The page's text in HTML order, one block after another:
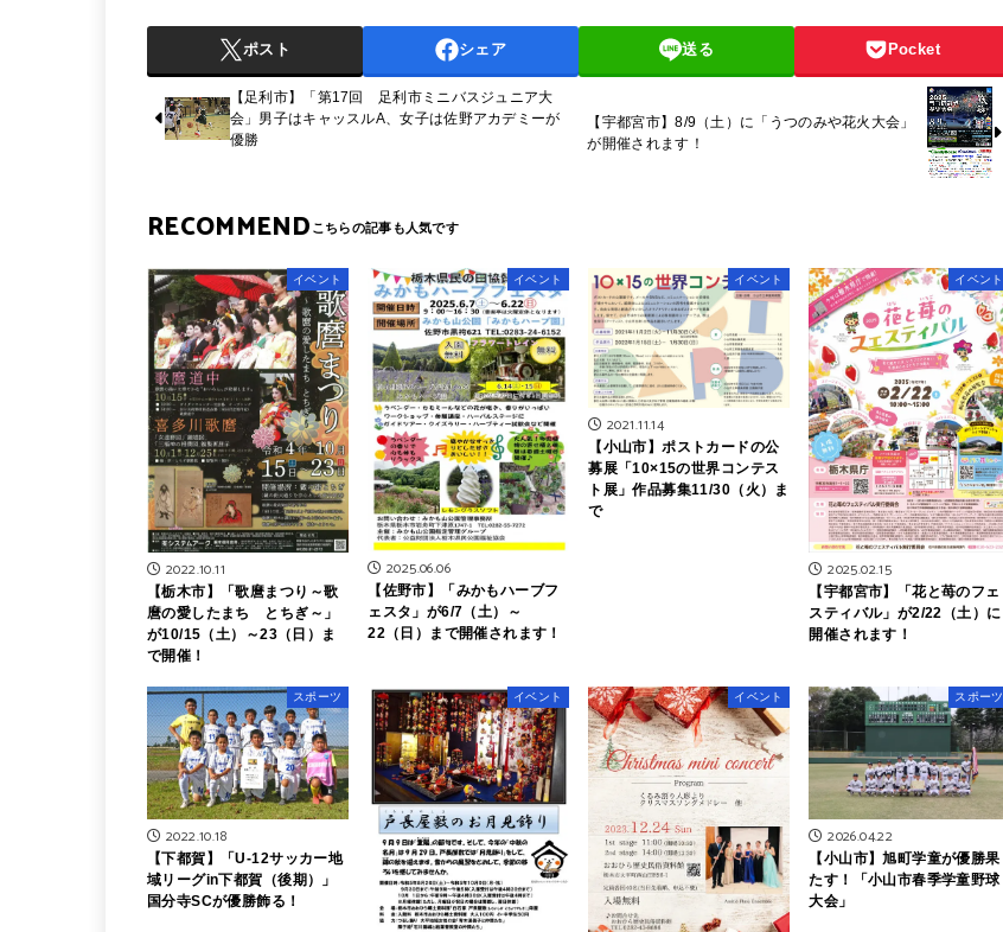
ポスト シェア 送る Pocket
【足利市】「第17回 足利市ミニバスジュニア大
会」男子はキャッスルA、女子は佐野アカデミーが
優勝
【宇都宮市】8/9（土）に「うつのみや花火大会」
が開催されます！
RECOMMEND
イベント
2022.10.11
【栃木市】「歌麿まつり～歌
麿の愛したまち とちぎ～」
が10/15（土）～23（日）ま
で開催！
イベント
2025.06.06
【佐野市】「みかもハーブフ
ェスタ」が6/7（土）～
22（日）まで開催されます！
イベント
2021.11.14
【小山市】ポストカードの公
募展「10×15の世界コンテス
ト展」作品募集11/30（火）ま
で
イベント
2025.02.15
【宇都宮市】「花と苺のフェ
スティバル」が2/22（土）に
開催されます！
スポーツ
2022.10.18
【下都賀】「U-12サッカー地
域リーグin下都賀（後期）」
国分寺SCが優勝飾る！
イベント イベント スポーツ
2026.04.22
【小山市】旭町学童が優勝果
たす！「小山市春季学童野球
大会」